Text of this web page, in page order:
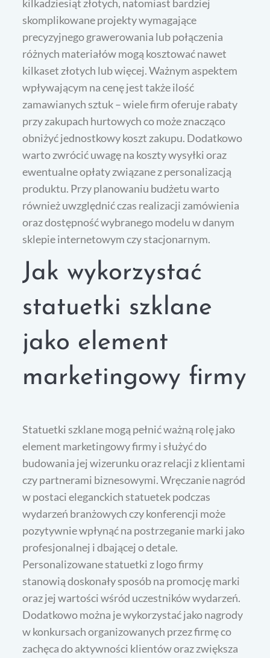
kilkadziesiąt złotych, natomiast bardziej
skomplikowane projekty wymagające
precyzyjnego grawerowania lub połączenia
różnych materiałów mogą kosztować nawet
kilkaset złotych lub więcej. Ważnym aspektem
wpływającym na cenę jest także ilość
zamawianych sztuk – wiele firm oferuje rabaty
przy zakupach hurtowych co może znacząco
obniżyć jednostkowy koszt zakupu. Dodatkowo
warto zwrócić uwagę na koszty wysyłki oraz
ewentualne opłaty związane z personalizacją
produktu. Przy planowaniu budżetu warto
również uwzględnić czas realizacji zamówienia
oraz dostępność wybranego modelu w danym
sklepie internetowym czy stacjonarnym.
Jak wykorzystać
statuetki szklane
jako element
marketingowy firmy
Statuetki szklane mogą pełnić ważną rolę jako
element marketingowy firmy i służyć do
budowania jej wizerunku oraz relacji z klientami
czy partnerami biznesowymi. Wręczanie nagród
w postaci eleganckich statuetek podczas
wydarzeń branżowych czy konferencji może
pozytywnie wpłynąć na postrzeganie marki jako
profesjonalnej i dbającej o detale.
Personalizowane statuetki z logo firmy
stanowią doskonały sposób na promocję marki
oraz jej wartości wśród uczestników wydarzeń.
Dodatkowo można je wykorzystać jako nagrody
w konkursach organizowanych przez firmę co
zachęca do aktywności klientów oraz zwiększa